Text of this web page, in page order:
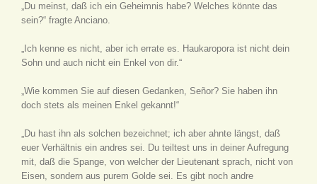
„Du meinst, daß ich ein Geheimnis habe? Welches könnte das
sein?“ fragte Anciano.
„Ich kenne es nicht, aber ich errate es. Haukaropora ist nicht dein
Sohn und auch nicht ein Enkel von dir.“
„Wie kommen Sie auf diesen Gedanken, Señor? Sie haben ihn
doch stets als meinen Enkel gekannt!“
„Du hast ihn als solchen bezeichnet; ich aber ahnte längst, daß
euer Verhältnis ein andres sei. Du teiltest uns in deiner Aufregung
mit, daß die Spange, von welcher der Lieutenant sprach, nicht von
Eisen, sondern aus purem Golde sei. Es gibt noch andre